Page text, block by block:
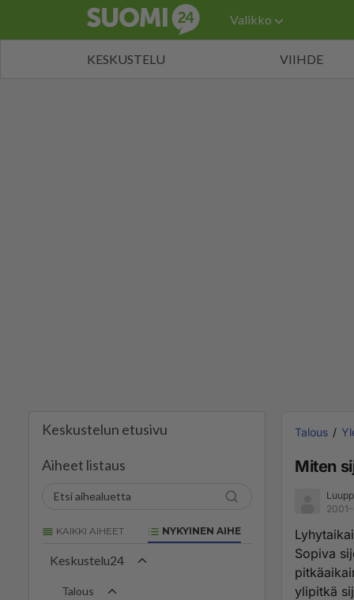
Valikko
KESKUSTELU VIIHDE
Keskustelun etusivu
Aiheet listaus
KAIKKI AIHEET NYKYINEN AIHE
Keskustelu24
Talous
Talous
Miten
Sopiva
ylipitkä